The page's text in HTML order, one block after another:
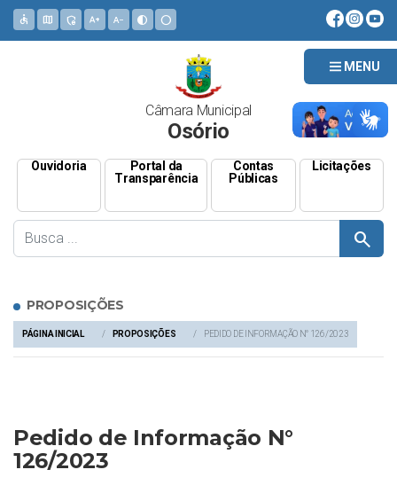
MENU
accessible map admin_panel_settings text_increase text_decrease contrast circle
Câmara Municipal
Osório
Ouvidoria
Portal da
Transparência
Contas
Públicas
Licitações
search
PROPOSIÇÕES
PÁGINA INICIAL PROPOSIÇÕES PEDIDO DE INFORMAÇÃO N° 126/2023
Pedido de Informação N°
126/2023